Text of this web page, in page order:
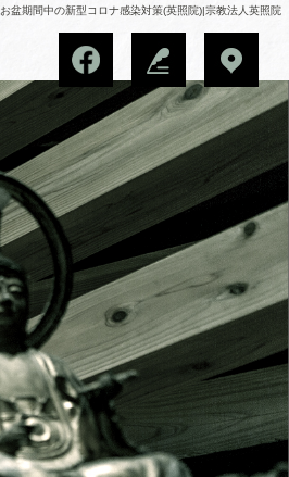
お盆期間中の新型コロナ感染対策(英照院)|宗教法人英照院